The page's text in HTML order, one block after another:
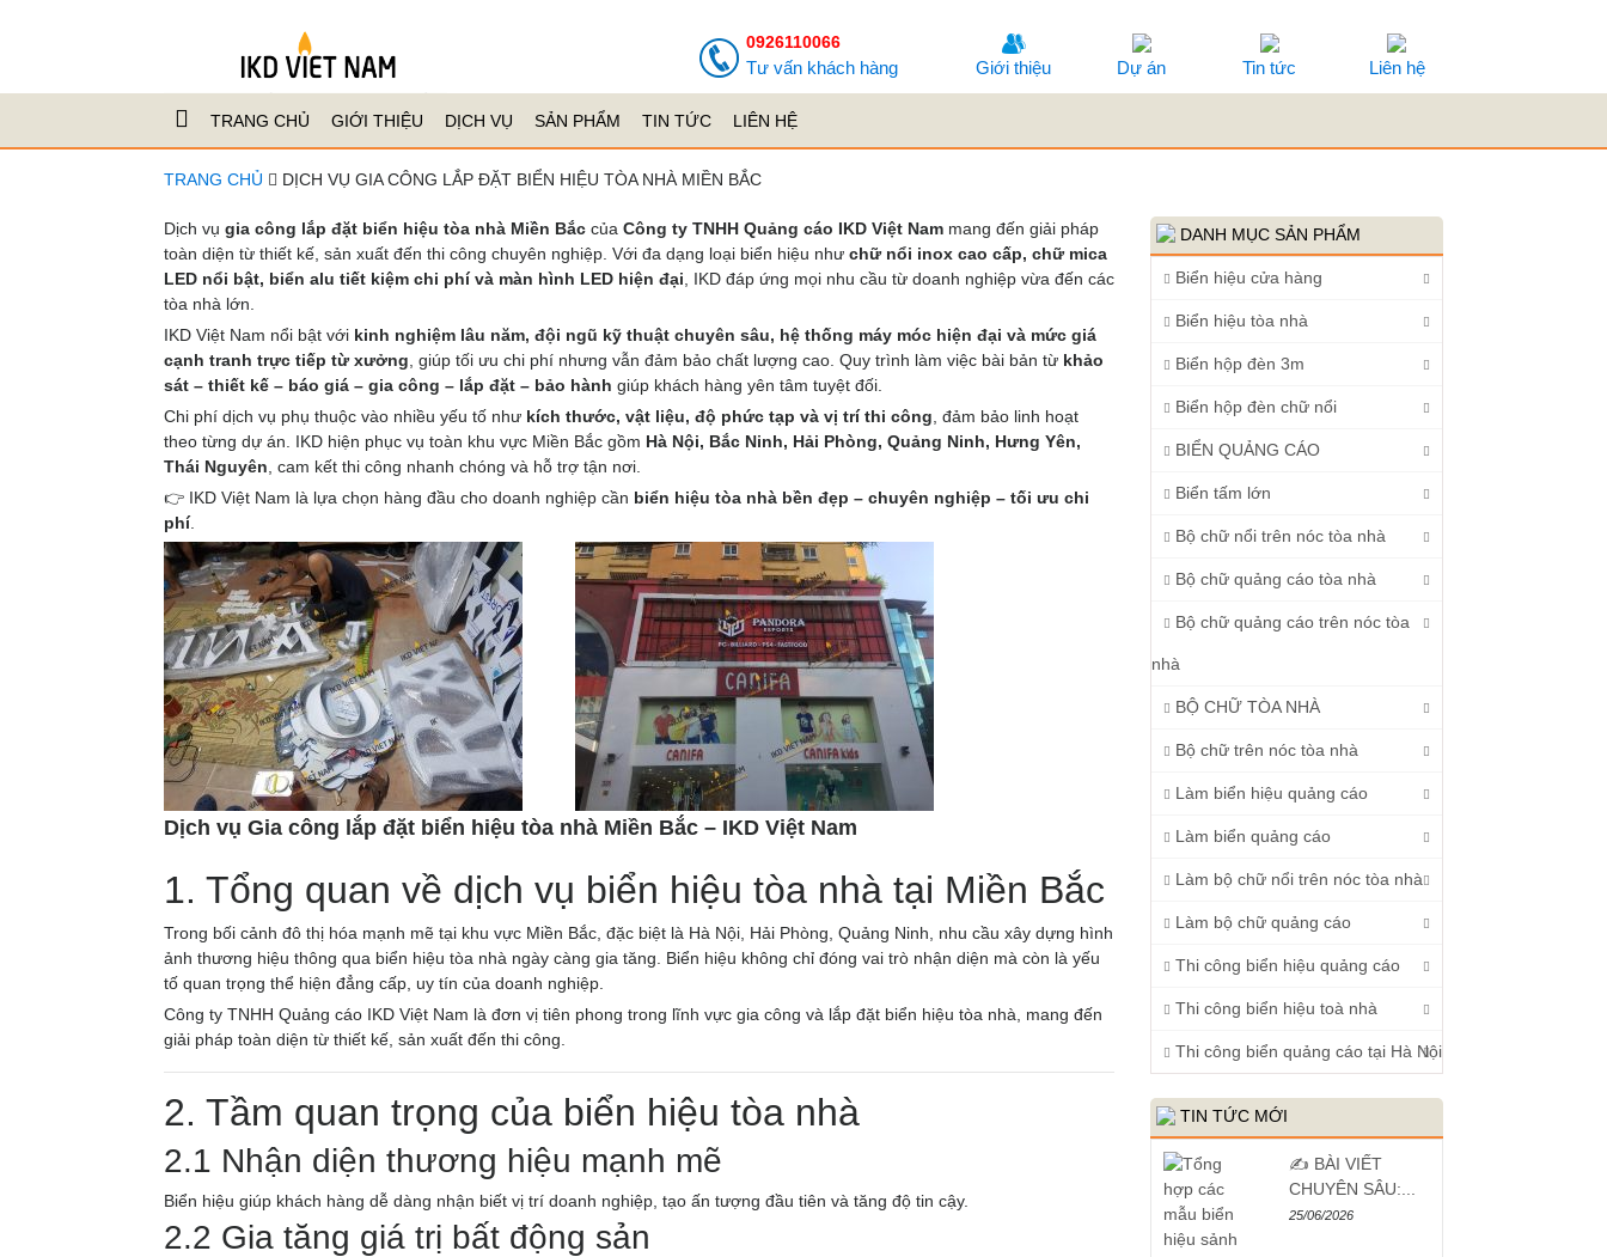
0926110066
Tư vấn khách hàng Giới thiệu Dự án Tin tức Liên hệ
TRANG CHỦ GIỚI THIỆU DỊCH VỤ SẢN PHẨM TIN TỨC LIÊN HỆ
TRANG CHỦ DỊCH VỤ GIA CÔNG LẮP ĐẶT BIỂN HIỆU TÒA NHÀ MIỀN BẮC
Dịch vụ gia công lắp đặt biển hiệu tòa nhà Miền Bắc của Công ty TNHH Quảng cáo IKD Việt Nam mang đến giải pháp
toàn diện từ thiết kế, sản xuất đến thi công chuyên nghiệp. Với đa dạng loại biển hiệu như chữ nổi inox cao cấp, chữ mica
LED nổi bật, biển alu tiết kiệm chi phí và màn hình LED hiện đại , IKD đáp ứng mọi nhu cầu từ doanh nghiệp vừa đến các
tòa nhà lớn.
IKD Việt Nam nổi bật với kinh nghiệm lâu năm, đội ngũ kỹ thuật chuyên sâu, hệ thống máy móc hiện đại và mức giá
cạnh tranh trực tiếp từ xưởng , giúp tối ưu chi phí nhưng vẫn đảm bảo chất lượng cao. Quy trình làm việc bài bản từ khảo
sát – thiết kế – báo giá – gia công – lắp đặt – bảo hành giúp khách hàng yên tâm tuyệt đối.
Chi phí dịch vụ phụ thuộc vào nhiều yếu tố như kích thước, vật liệu, độ phức tạp và vị trí thi công , đảm bảo linh hoạt
theo từng dự án. IKD hiện phục vụ toàn khu vực Miền Bắc gồm Hà Nội, Bắc Ninh, Hải Phòng, Quảng Ninh, Hưng Yên,
Thái Nguyên , cam kết thi công nhanh chóng và hỗ trợ tận nơi.
👉 IKD Việt Nam là lựa chọn hàng đầu cho doanh nghiệp cần biển hiệu tòa nhà bền đẹp – chuyên nghiệp – tối ưu chi
phí.
Dịch vụ Gia công lắp đặt biển hiệu tòa nhà Miền Bắc – IKD Việt Nam
1. Tổng quan về dịch vụ biển hiệu tòa nhà tại Miền Bắc
Trong bối cảnh đô thị hóa mạnh mẽ tại khu vực Miền Bắc, đặc biệt là Hà Nội, Hải Phòng, Quảng Ninh, nhu cầu xây dựng hình
ảnh thương hiệu thông qua biển hiệu tòa nhà ngày càng gia tăng. Biển hiệu không chỉ đóng vai trò nhận diện mà còn là yếu
tố quan trọng thể hiện đẳng cấp, uy tín của doanh nghiệp.
Công ty TNHH Quảng cáo IKD Việt Nam là đơn vị tiên phong trong lĩnh vực gia công và lắp đặt biển hiệu tòa nhà, mang đến
giải pháp toàn diện từ thiết kế, sản xuất đến thi công.
2. Tầm quan trọng của biển hiệu tòa nhà
2.1 Nhận diện thương hiệu mạnh mẽ
Biển hiệu giúp khách hàng dễ dàng nhận biết vị trí doanh nghiệp, tạo ấn tượng đầu tiên và tăng độ tin cậy.
2.2 Gia tăng giá trị bất động sản
DANH MỤC SẢN PHẨM
Biển hiệu cửa hàng
Biển hiệu tòa nhà
Biển hộp đèn 3m
Biển hộp đèn chữ nổi
BIỂN QUẢNG CÁO
Biển tấm lớn
Bộ chữ nổi trên nóc tòa nhà
Bộ chữ quảng cáo tòa nhà
Bộ chữ quảng cáo trên nóc tòa
nhà
BỘ CHỮ TÒA NHÀ
Bộ chữ trên nóc tòa nhà
Làm biển hiệu quảng cáo
Làm biển quảng cáo
Làm bộ chữ nổi trên nóc tòa nhà
Làm bộ chữ quảng cáo
Thi công biển hiệu quảng cáo
Thi công biển hiệu toà nhà
Thi công biển quảng cáo tại Hà Nội
TIN TỨC MỚI
✍️ BÀI VIẾT
CHUYÊN SÂU:...
25/06/2026